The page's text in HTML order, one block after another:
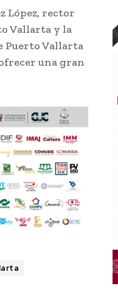
López, rector
Vallarta y la
Puerto Vallarta
una gran